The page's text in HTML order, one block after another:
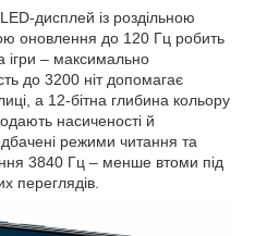
дисплей із роздільною
оновлення до 120 Гц робить
ігри – максимально
до 3200 ніт допомагає
а 12-бітна глибина кольору
насиченості й
режими читання та
3840 Гц – менше втоми під
переглядів.